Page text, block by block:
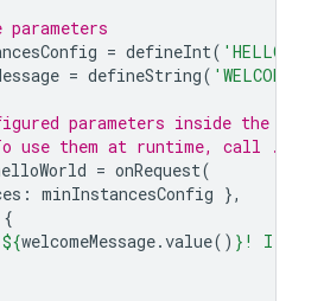
= defineInt(
= defineString(
parameters inside the
use them at runtime, call
= onRequest(
: minInstancesConfig },
{
${welcomeMessage.value() } ! I am